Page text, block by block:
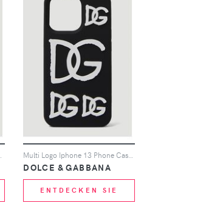
DOLCE & GABBANA
ENTDECKEN SIE